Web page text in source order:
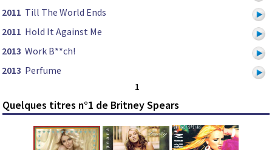
2011 Till The World Ends
2011 Hold It Against Me
2013 Work B**ch!
2013 Perfume
1
Quelques titres n°1 de Britney Spears